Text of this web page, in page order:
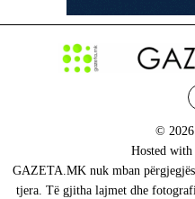
©
Hosted
GAZETA.MK nuk mban
tjera. Të gjitha lajmet dhe